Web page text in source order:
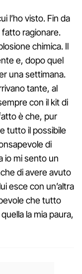
l’ho visto. Fin da
fatto ragionare.
chimica. Il
e, dopo quel
una settimana.
tante, al
con il kit di
è che, pur
tutto il possibile
di
io mi sento un
di avere avuto
esce con un’altra
che tutto
la mia paura,